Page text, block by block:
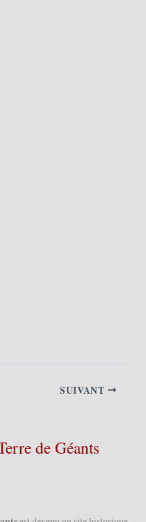
SUIVANT
de Géants